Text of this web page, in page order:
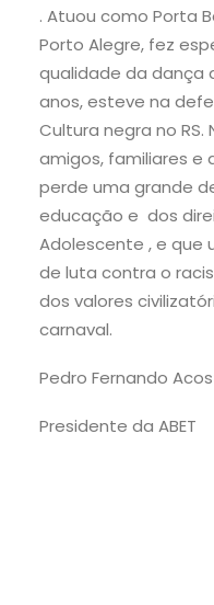
. Atuou como Porta
Porto Alegre, fez
qualidade da dança
anos, esteve na
Cultura negra no
amigos, familiares e
perde uma grande
educação e dos
Adolescente , e que
de luta contra o
dos valores
carnaval.
Pedro Fernando
Presidente da ABET